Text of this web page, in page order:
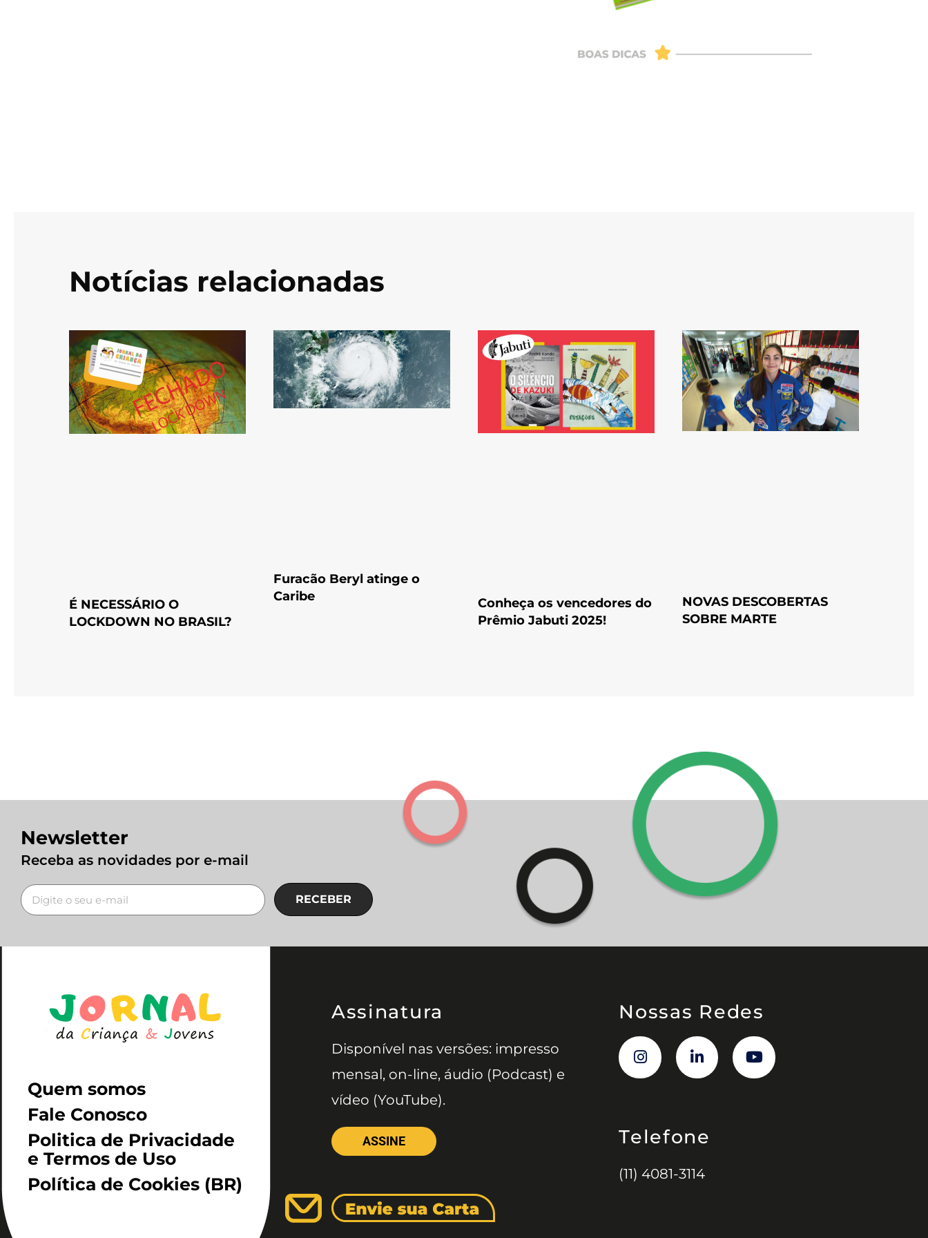
Notícias relacionadas
É NECESSÁRIO O
LOCKDOWN NO BRASIL?
Furacão Beryl atinge o
Caribe
Conheça os vencedores do
Prêmio Jabuti 2025!
NOVAS DESCOBERTAS
SOBRE MARTE
Newsletter
Receba as novidades por e-mail
RECEBER
Quem somos
Fale Conosco
Politica de Privacidade
e Termos de Uso
Política de Cookies (BR)
Assinatura
Disponível nas versões: impresso
mensal, on-line, áudio (Podcast) e
vídeo (YouTube).
ASSINE
Nossas Redes
Telefone
(11) 4081-3114